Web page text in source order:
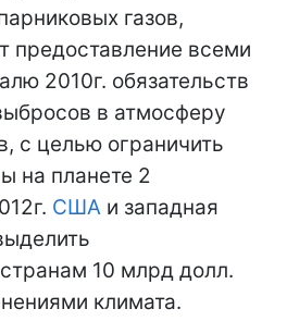
газов,
предоставление всеми
2010г. обязательств
в атмосферу
с целью ограничить
на планете 2
США и западная
10 млрд долл.
климата.